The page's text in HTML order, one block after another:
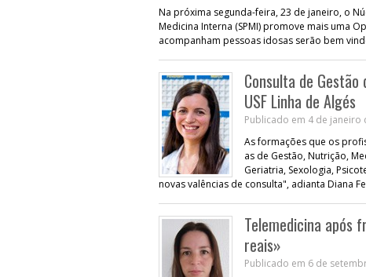
Na próxima segunda-feira, 23 de janeiro, o
Medicina Interna (SPMI) promove mais uma
acompanham pessoas idosas serão bem
Consulta de
USF Linha de Algés
Publicado em 4 de janeiro
As formações que os
as de Gestão, Nutrição,
Geriatria, Sexologia,
novas valências de consulta", adianta Diana
Telemedicina após
reais»
Publicado em 6 de